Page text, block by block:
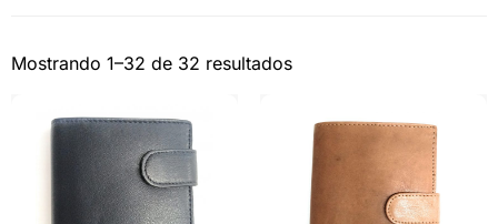
Mostrando 1–32 de 32 resultados